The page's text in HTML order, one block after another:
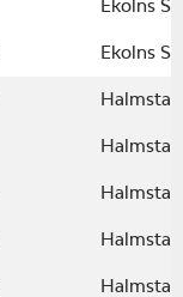
Ekolns
Ekolns